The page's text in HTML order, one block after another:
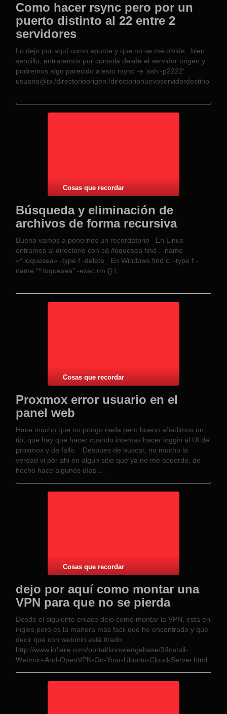
Como hacer rsync pero por un
puerto distinto al 22 entre 2
servidores
Lo dejo por aquí como apunte y que no se me olvide bien
sencillo, entraremos por consola desde el servidor origen y
podremos algo parecido a esto rsync -e ‘ssh -p2222’
usuario@ip /directorioorigen /directorionuevoservidordestino
Cosas que recordar
Búsqueda y eliminación de
archivos de forma recursiva
Bueno vamos a ponernos un recordatorio En Linux
entramos al directorio con cd /loquesea find . -name
«*.loquesea» -type f -delete En Windows find c: -type f -
name “*.loquesea” -exec rm {} \;
Cosas que recordar
Proxmox error usuario en el
panel web
Hace mucho que no pongo nada pero bueno añadimos un
tip, que hay que hacer cuando intentas hacer loggin al UI de
proxmox y da fallo. Despues de buscar, no mucho la
verdad vi por ahi en algún sitio que ya no me acuerdo, de
hecho hace algunos días …
Cosas que recordar
dejo por aquí como montar una
VPN para que no se pierda
Desde el siguiente enlace dejo como montar la VPN, está en
ingles pero es la manera más facil que he encontrado y que
decir que con webmin está tirado
http://www.ioflare.com/portal/knowledgebase/3/Install-
Webmin-And-OpenVPN-On-Your-Ubuntu-Cloud-Server.html